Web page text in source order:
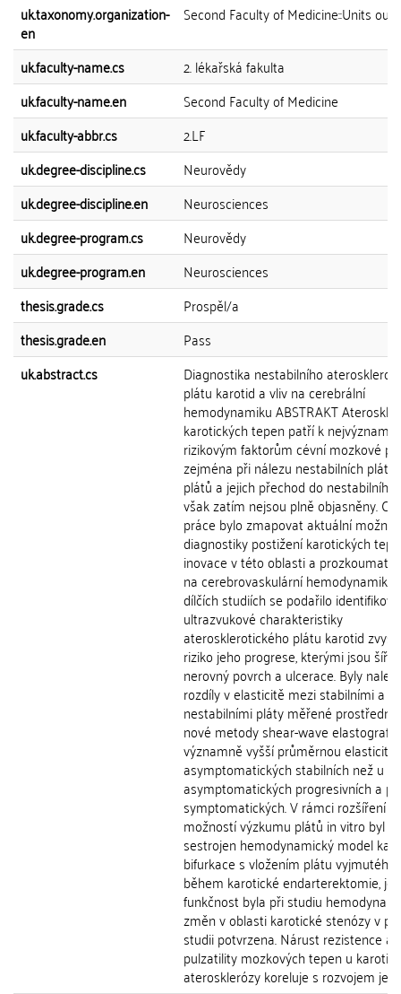
uk.taxonomy.organization-
en
Second Faculty of Medicine::Units out
uk.faculty-name.cs
2. lékařská fakulta
uk.faculty-name.en
Second Faculty of Medicine
uk.faculty-abbr.cs
2.LF
uk.degree-discipline.cs
Neurovědy
uk.degree-discipline.en
Neurosciences
uk.degree-program.cs
Neurovědy
uk.degree-program.en
Neurosciences
thesis.grade.cs
Prospěl/a
thesis.grade.en
Pass
uk.abstract.cs
Diagnostika nestabilního
plátu karotid a vliv na cerebrální
hemodynamiku ABSTRAKT
karotických tepen patří k
rizikovým faktorům cévní mozkové
zejména při nálezu nestabilních
plátů a jejich přechod do
však zatím nejsou plně objasněny.
práce bylo zmapovat aktuální
diagnostiky postižení karotických
inovace v této oblasti a prozkoumat
na cerebrovaskulární hemodynamiku.
dílčích studiích se podařilo
ultrazvukové charakteristiky
aterosklerotického plátu karotid
riziko jeho progrese, kterými jsou šíře
nerovný povrch a ulcerace. Byly
rozdíly v elasticitě mezi stabilními a
nestabilními pláty měřené
nové metody shear-wave
významně vyšší průměrnou
asymptomatických stabilních než u
asymptomatických progresivních a
symptomatických. V rámci rozšíření
možností výzkumu plátů in vitro byl
sestrojen hemodynamický model
bifurkace s vložením plátu vyjmutého
během karotické endarterektomie,
funkčnost byla při studiu
změn v oblasti karotické stenózy v
studii potvrzena. Nárust rezistence a
pulzatility mozkových tepen u
aterosklerózy koreluje s rozvojem